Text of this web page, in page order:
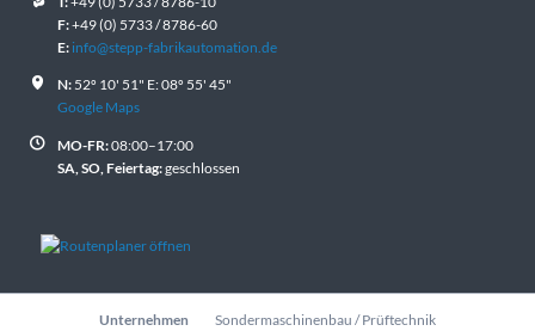
F:+49 (0) 5733 / 8786-60
E: info@stepp-fabrikautomation.de
N:52º 10' 51" E: 08º 55' 45"
Google Maps
MO-FR:08:00–17:00
SA, SO, Feiertag:geschlossen
Navigation
Unternehmen Sondermaschinenbau / Prüftechnik